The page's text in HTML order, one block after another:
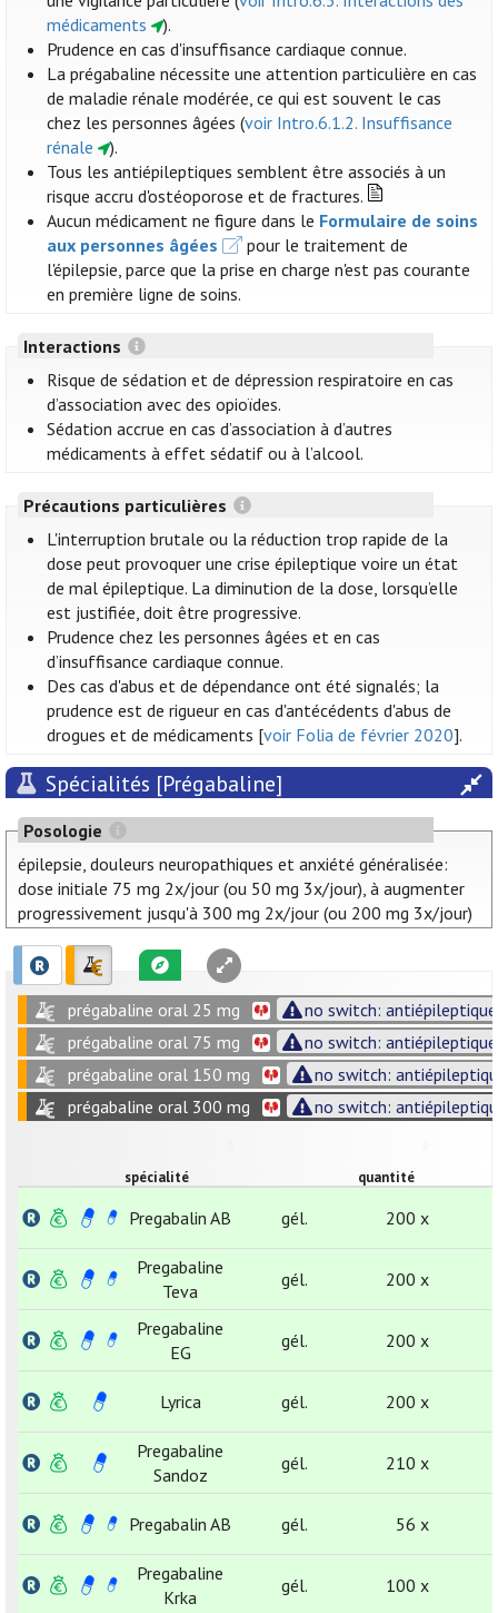
médicaments
).
Prudence en cas d'insuffisance cardiaque connue.
La prégabaline nécessite une attention particulière en cas
de maladie rénale modérée, ce qui est souvent le cas
chez les personnes âgées (voir Intro.6.1.2. Insuffisance
rénale
).
Tous les antiépileptiques semblent être associés à un
risque accru d'ostéoporose et de fractures.
Aucun médicament ne figure dans le Formulaire de soins
aux personnes âgées
pour le traitement de
l'épilepsie, parce que la prise en charge n'est pas courante
en première ligne de soins.
Interactions
Risque de sédation et de dépression respiratoire en cas
d’association avec des opioïdes.
Sédation accrue en cas d’association à d’autres
médicaments à effet sédatif ou à l’alcool.
Précautions particulières
L'interruption brutale ou la réduction trop rapide de la
dose peut provoquer une crise épileptique voire un état
de mal épileptique. La diminution de la dose, lorsqu’elle
est justifiée, doit être progressive.
Prudence chez les personnes âgées et en cas
d’insuffisance cardiaque connue.
Des cas d'abus et de dépendance ont été signalés; la
prudence est de rigueur en cas d'antécédents d'abus de
drogues et de médicaments [voir Folia de février 2020].
Spécialités [Prégabaline]
Posologie
épilepsie, douleurs neuropathiques et anxiété généralisée:
dose initiale 75 mg 2x/jour (ou 50 mg 3x/jour), à augmenter
progressivement jusqu'à 300 mg 2x/jour (ou 200 mg 3x/jour)
prégabaline oral 25 mg
no switch: antiépileptique
prégabaline oral 75 mg
no switch: antiépileptique
prégabaline oral 150 mg
no switch:
prégabaline oral 300 mg
no switch:
spécialité quantité
Pregabalin AB gél. 200 x
Pregabaline
Teva
gél. 200 x
Pregabaline
EG
gél. 200 x
Lyrica gél. 200 x
Pregabaline
Sandoz
gél. 210 x
Pregabalin AB gél. 56 x
Pregabaline
Krka
gél. 100 x